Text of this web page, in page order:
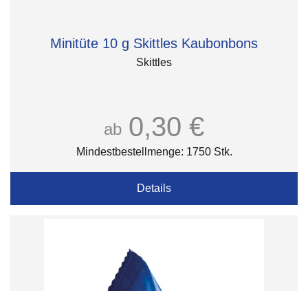
Minitüte 10 g Skittles Kaubonbons
Skittles
ab 0,30 €
Mindestbestellmenge: 1750 Stk.
Details